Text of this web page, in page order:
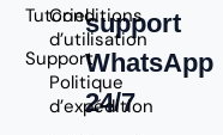
Tutoriel
Support
Conditions
d’utilisation
Politique
d’expédition
support
WhatsApp
24/7